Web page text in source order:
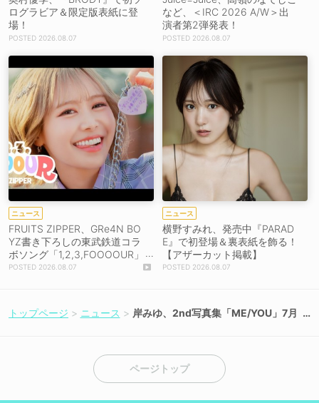
ログラビア＆限定版表紙に登
場！
2026.08.07
など、＜IRC 2026 A/W＞出
演者第2弾発表！
2026.08.07
ニュース
FRUITS ZIPPER、GRe4N BO
YZ書き下ろしの東武鉄道コラ
ボソング「1,2,3,FOOOOUR」
をリリース＆MV公開！
2026.08.07
ニュース
横野すみれ、発売中『PARAD
E』で初登場＆裏表紙を飾る！
【アザーカット掲載】
2026.08.07
トップページ ニュース
岸みゆ、2nd写真集「ME/YOU」7月
ページトップ